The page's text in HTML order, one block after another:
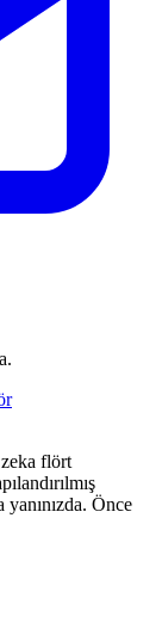
flört
Önce